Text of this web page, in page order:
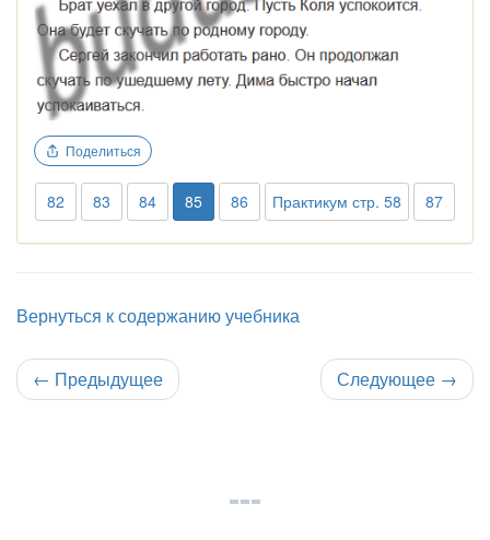
Поделиться
82 83 84 85 86 Практикум стр. 58 87
Вернуться к содержанию учебника
← Предыдущее Следующее →